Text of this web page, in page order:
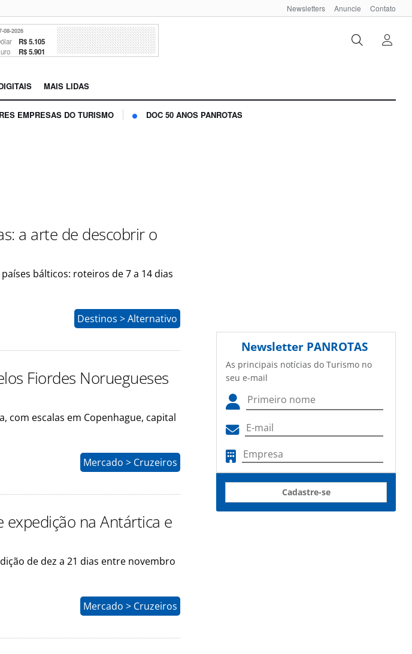
Newsletters Anuncie Contato
08-2026
R$ 5.105
R$ 5.901
MAIS LIDAS
EMPRESAS DO TURISMO DOC 50 ANOS PANROTAS
a arte de descobrir o
bálticos: roteiros de 7 a 14 dias
Destinos > Alternativo
Fiordes Noruegueses
com escalas em Copenhague, capital
Mercado > Cruzeiros
expedição na Antártica e
de dez a 21 dias entre novembro
Mercado > Cruzeiros
Newsletter PANROTAS
As principais notícias do Turismo no
seu e-mail
Cadastre-se